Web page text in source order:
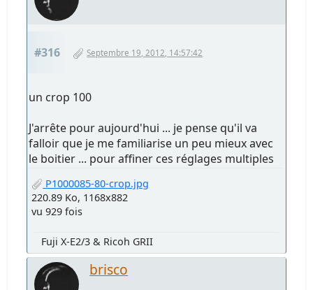
#316 Septembre 19, 2012, 14:57:42
un crop 100
J'arrête pour aujourd'hui ... je pense qu'il va
falloir que je me familiarise un peu mieux avec
le boitier ... pour affiner ces réglages multiples
P1000085-80-crop.jpg
220.89 Ko, 1168x882
vu 929 fois
Fuji X-E2/3 & Ricoh GRII
brisco